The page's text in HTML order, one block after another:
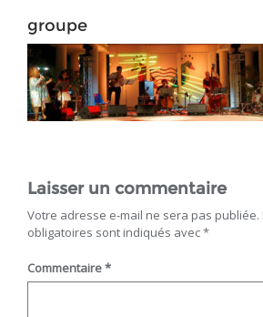
groupe
Laisser un commentaire
Votre adresse e-mail ne sera pas publiée.
obligatoires sont indiqués avec*
Commentaire*